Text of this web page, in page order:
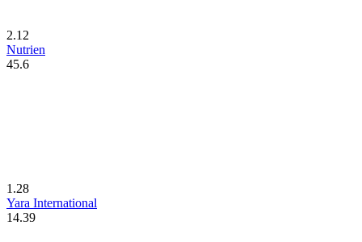
2.12
Nutrien
45.6
1.28
Yara International
14.39